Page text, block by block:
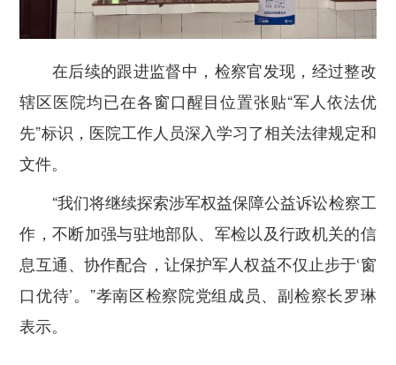
在后续的跟进监督中，检察官发现， 经过整改
辖区医院均已在各窗口醒目位置张贴“军人依法优
先”标识，医院工作人员深入学习了相关法律规定和
文件。
“我们将继续探索涉军权益保障公益诉讼检察工
作，不断加强与驻地部队、军检以及行政机关的信
息互通、协作配合，让保护军人权益不仅止步于‘窗
口优待’。”孝南区检察院党组成员、副检察长罗琳
表示。